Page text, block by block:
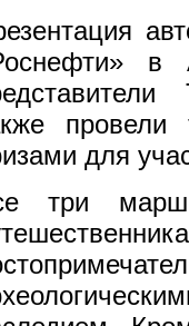
в
провели
для
три